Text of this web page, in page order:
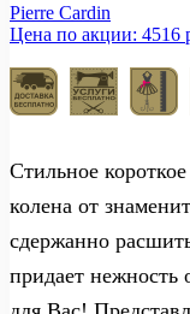
Pierre Cardin
Цена по акции: 4516
Стильное
колена от
сдержанно
придает нежность